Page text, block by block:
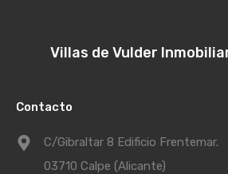
Villas de Vulder
Contacto
C/Gibraltar 8 Edificio Frentemar.
03710 Calpe (Alicante)